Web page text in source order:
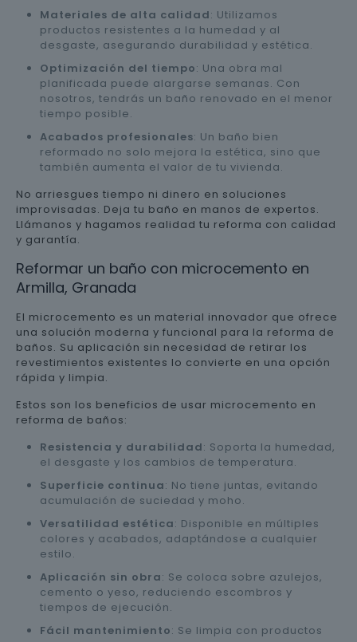
Materiales de alta calidad: Utilizamos
productos resistentes a la humedad y al
desgaste, asegurando durabilidad y estética.
Optimización del tiempo: Una obra mal
planificada puede alargarse semanas. Con
nosotros, tendrás un baño renovado en el menor
tiempo posible.
Acabados profesionales: Un baño bien
reformado no solo mejora la estética, sino que
también aumenta el valor de tu vivienda.
No arriesgues tiempo ni dinero en soluciones
improvisadas. Deja tu baño en manos de expertos.
Llámanos y hagamos realidad tu reforma con calidad
y garantía.
Reformar un baño con microcemento en
Armilla, Granada
El microcemento es un material innovador que ofrece
una solución moderna y funcional para la reforma de
baños. Su aplicación sin necesidad de retirar los
revestimientos existentes lo convierte en una opción
rápida y limpia.
Estos son los beneficios de usar microcemento en
reforma de baños:
Resistencia y durabilidad: Soporta la humedad,
el desgaste y los cambios de temperatura.
Superficie continua: No tiene juntas, evitando
acumulación de suciedad y moho.
Versatilidad estética: Disponible en múltiples
colores y acabados, adaptándose a cualquier
estilo.
Aplicación sin obra: Se coloca sobre azulejos,
cemento o yeso, reduciendo escombros y
tiempos de ejecución.
Fácil mantenimiento: Se limpia con productos